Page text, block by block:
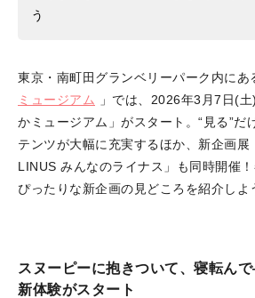
う
東京・南町田グランベリーパーク内にあ
ミュージアム
」では、2026年3月7日(
かミュージアム」がスタート。“見る”だ
テンツが大幅に充実するほか、新企画
LINUS みんなのライナス」も同時開催
ぴったりな新企画の見どころを紹介しよ
スヌーピーに抱きついて、寝転ん
新体験がスタート